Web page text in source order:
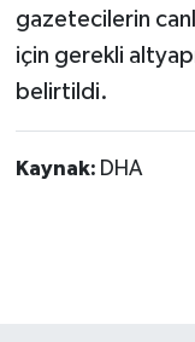
gazetecilerin
için gerekli
belirtildi.
Kaynak: DHA